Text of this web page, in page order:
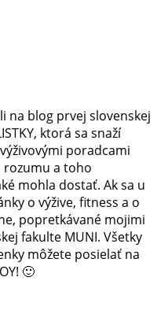
na blog prvej slovenskej
ktorá sa snaží
poradcami
a toho
mohla dostať. Ak sa u
o výžive, fitness a o
popretkávané mojimi
fakulte MUNI. Všetky
môžete posielať na
🙂